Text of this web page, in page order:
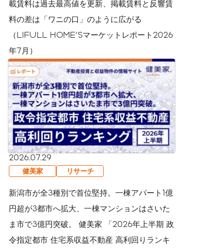
載賃料は過去最高値を更新、掲載賃料と反響賃
料の差は「ワニの口」のように広がる
（LIFULL HOME'Sマーケットレポート2026
年7月）
2026.07.29
健美家 リサーチ
新潟市が全3種別で首位堅持。一棟アパート1億
円超が3都市へ拡大、一棟マンションはさいた
ま市で3億円突破。 健美家 「2026年上半期 政
令指定都市 住宅系収益不動産 高利回りランキ